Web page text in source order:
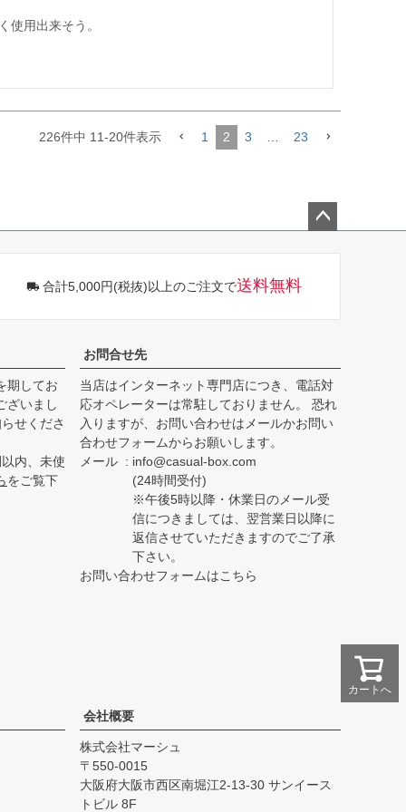
カートへ
使用出来そう。
226件中 11-20件表示 1 2 3 23
合計5,000円(税抜)以上のご注文で送料無料
期してお
ざいまし
せくださ
内、未使
をご覧下
お問合せ先
当店はインターネット専門店につき、電話対
応オペレーターは常駐しておりません。 恐れ
入りますが、お問い合わせはメールかお問い
合わせフォームからお願いします。
メール
info@casual-box.com
(24時間受付)
※午後5時以降・休業日のメール受
信につきましては、翌営業日以降に
返信させていただきますのでご了承
下さい。
お問い合わせフォームはこちら
会社概要
株式会社マーシュ
550-0015
大阪府大阪市西区南堀江2-13-30 サンイース
トビル 8F